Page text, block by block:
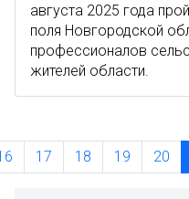
августа 2025 года
поля Новгородской
профессионалов
жителей области.
17 18 19 20